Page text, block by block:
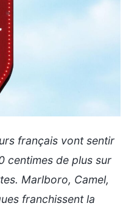
français vont sentir
centimes de plus sur
Marlboro, Camel,
franchissent la